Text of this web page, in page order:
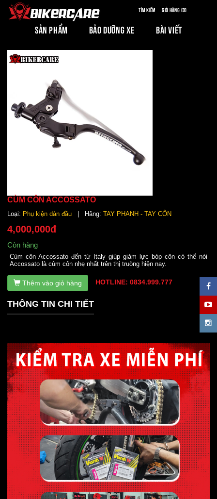
Tìm kiếm Giỏ hàng (0)
SẢN PHẨM BẢO DƯỠNG XE BÀI VIẾT
CÙM CÔN ACCOSSATO
Loại: Phụ kiện dàn đầu | Hãng: TAY PHANH - TAY CÔN
4,000,000đ
Còn hàng
Cùm côn Accossato đến từ Italy giúp giảm lực bóp côn có thể nói
Accossato là cùm côn nhẹ nhất trên thị truòng hiện nay.
Thêm vào giỏ hàng HOTLINE: 0834.999.777
THÔNG TIN CHI TIẾT